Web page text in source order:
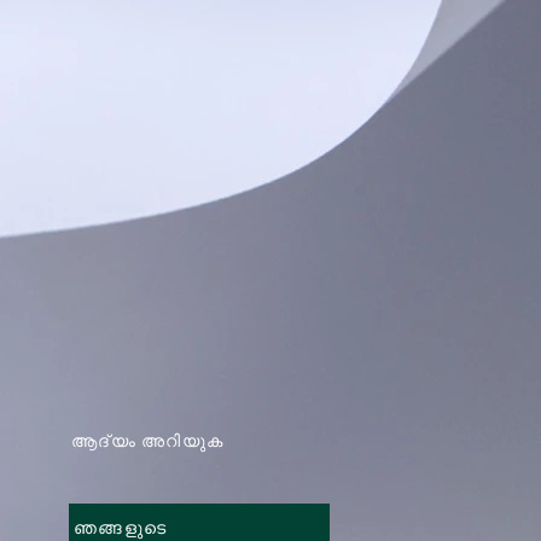
ആദ്യം അറിയുക
ഞങ്ങളുടെ